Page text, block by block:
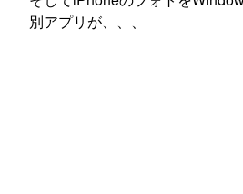
別アプリが、、、